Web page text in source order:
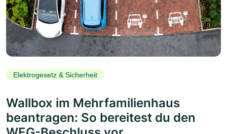
Elektrogesetz & Sicherheit
Wallbox im Mehrfamilienhaus
beantragen: So bereitest du den